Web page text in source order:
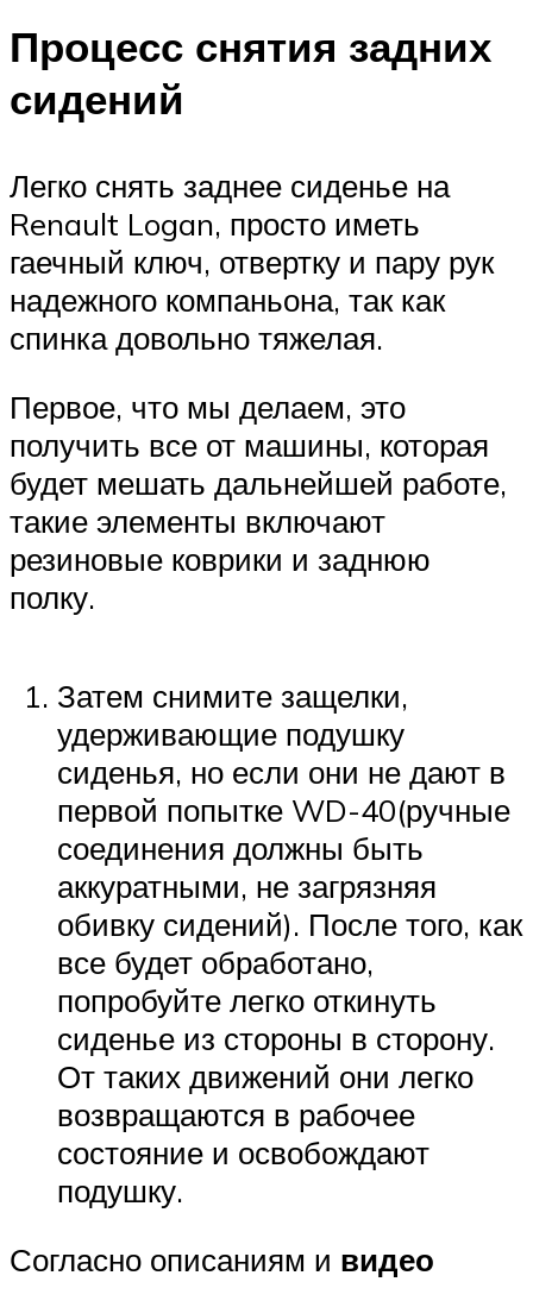
Процесс снятия задних
сидений
Легко снять заднее сиденье на
Renault Logan, просто иметь
гаечный ключ, отвертку и пару рук
надежного компаньона, так как
спинка довольно тяжелая.
Первое, что мы делаем, это
получить все от машины, которая
будет мешать дальнейшей работе,
такие элементы включают
резиновые коврики и заднюю
полку.
Затем снимите защелки,
удерживающие подушку
сиденья, но если они не дают в
первой попытке WD-40(ручные
соединения должны быть
аккуратными, не загрязняя
обивку сидений). После того, как
все будет обработано,
попробуйте легко откинуть
сиденье из стороны в сторону.
От таких движений они легко
возвращаются в рабочее
состояние и освобождают
подушку.
Согласно описаниям и видео